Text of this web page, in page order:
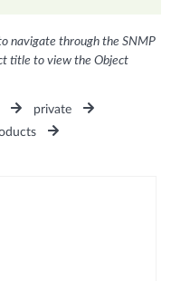
navigate through the SNMP
title to view the Object
private